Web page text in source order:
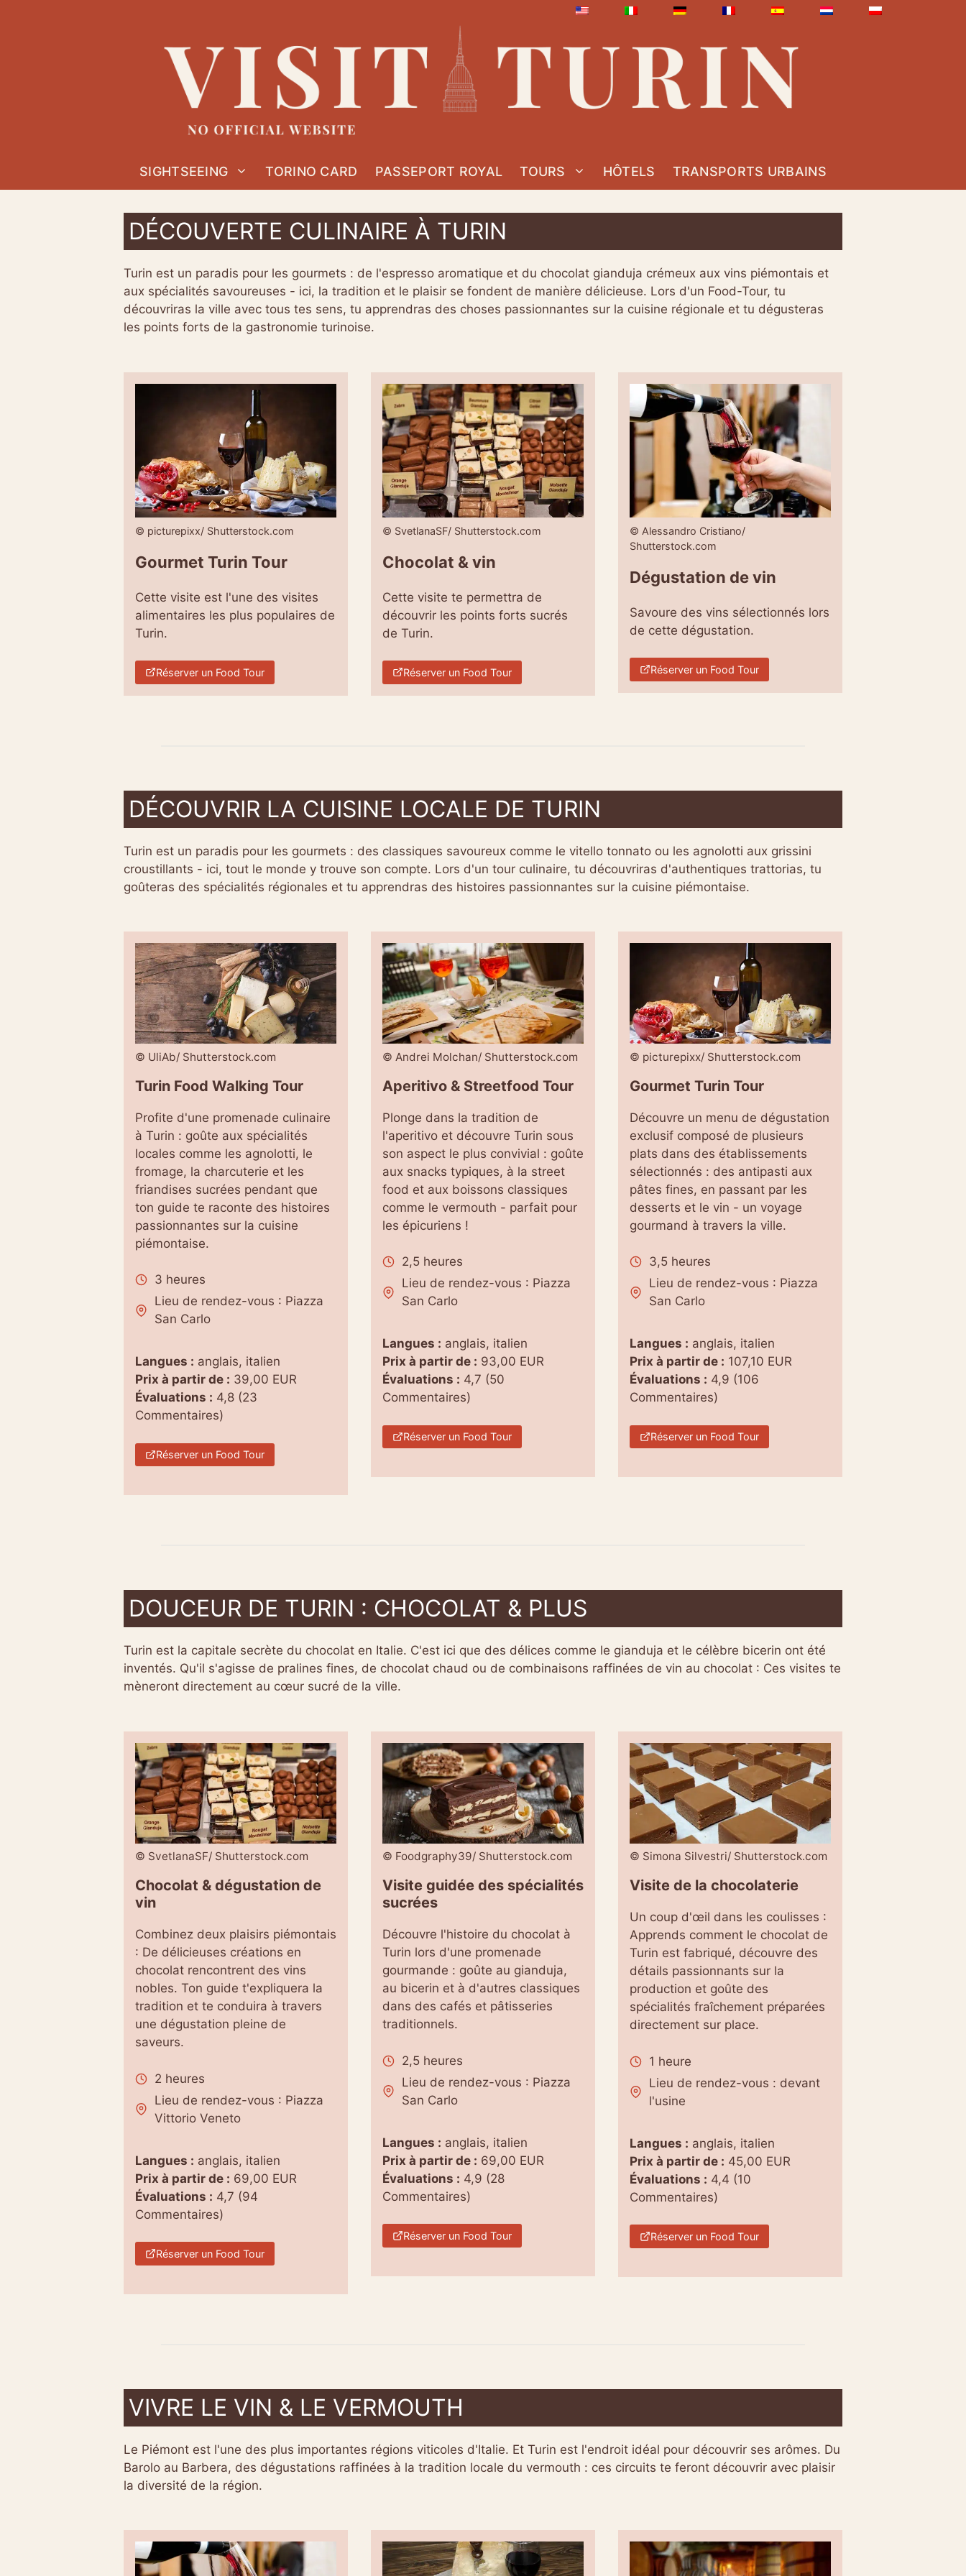
SIGHTSEEING TORINO CARD PASSEPORT ROYAL TOURS HÔTELS TRANSPORTS URBAINS
DÉCOUVERTE CULINAIRE À TURIN
Turin est un paradis pour les gourmets : de l'espresso aromatique et du chocolat gianduja crémeux aux vins piémontais et
aux spécialités savoureuses - ici, la tradition et le plaisir se fondent de manière délicieuse. Lors d'un Food-Tour, tu
découvriras la ville avec tous tes sens, tu apprendras des choses passionnantes sur la cuisine régionale et tu dégusteras
les points forts de la gastronomie turinoise.
© picturepixx/ Shutterstock.com
Gourmet Turin Tour
Cette visite est l'une des visites
alimentaires les plus populaires de
Turin.
Réserver un Food Tour
© SvetlanaSF/ Shutterstock.com
Chocolat & vin
Cette visite te permettra de
découvrir les points forts sucrés
de Turin.
Réserver un Food Tour
© Alessandro Cristiano/
Shutterstock.com
Dégustation de vin
Savoure des vins sélectionnés lors
de cette dégustation.
Réserver un Food Tour
DÉCOUVRIR LA CUISINE LOCALE DE TURIN
Turin est un paradis pour les gourmets : des classiques savoureux comme le vitello tonnato ou les agnolotti aux grissini
croustillants - ici, tout le monde y trouve son compte. Lors d'un tour culinaire, tu découvriras d'authentiques trattorias, tu
goûteras des spécialités régionales et tu apprendras des histoires passionnantes sur la cuisine piémontaise.
© UliAb/ Shutterstock.com
Turin Food Walking Tour
Profite d'une promenade culinaire
à Turin : goûte aux spécialités
locales comme les agnolotti, le
fromage, la charcuterie et les
friandises sucrées pendant que
ton guide te raconte des histoires
passionnantes sur la cuisine
piémontaise.
3 heures
Lieu de rendez-vous : Piazza
San Carlo
Langues : anglais, italien
Prix à partir de : 39,00 EUR
Évaluations : 4,8 (23
Commentaires)
Réserver un Food Tour
© Andrei Molchan/ Shutterstock.com
Aperitivo & Streetfood Tour
Plonge dans la tradition de
l'aperitivo et découvre Turin sous
son aspect le plus convivial : goûte
aux snacks typiques, à la street
food et aux boissons classiques
comme le vermouth - parfait pour
les épicuriens !
2,5 heures
Lieu de rendez-vous : Piazza
San Carlo
Langues : anglais, italien
Prix à partir de : 93,00 EUR
Évaluations : 4,7 (50
Commentaires)
Réserver un Food Tour
© picturepixx/ Shutterstock.com
Gourmet Turin Tour
Découvre un menu de dégustation
exclusif composé de plusieurs
plats dans des établissements
sélectionnés : des antipasti aux
pâtes fines, en passant par les
desserts et le vin - un voyage
gourmand à travers la ville.
3,5 heures
Lieu de rendez-vous : Piazza
San Carlo
Langues : anglais, italien
Prix à partir de : 107,10 EUR
Évaluations : 4,9 (106
Commentaires)
Réserver un Food Tour
DOUCEUR DE TURIN : CHOCOLAT & PLUS
Turin est la capitale secrète du chocolat en Italie. C'est ici que des délices comme le gianduja et le célèbre bicerin ont été
inventés. Qu'il s'agisse de pralines fines, de chocolat chaud ou de combinaisons raffinées de vin au chocolat : Ces visites te
mèneront directement au cœur sucré de la ville.
© SvetlanaSF/ Shutterstock.com
Chocolat & dégustation de
vin
Combinez deux plaisirs piémontais
: De délicieuses créations en
chocolat rencontrent des vins
nobles. Ton guide t'expliquera la
tradition et te conduira à travers
une dégustation pleine de
saveurs.
2 heures
Lieu de rendez-vous : Piazza
Vittorio Veneto
Langues : anglais, italien
Prix à partir de : 69,00 EUR
Évaluations : 4,7 (94
Commentaires)
Réserver un Food Tour
© Foodgraphy39/ Shutterstock.com
Visite guidée des spécialités
sucrées
Découvre l'histoire du chocolat à
Turin lors d'une promenade
gourmande : goûte au gianduja,
au bicerin et à d'autres classiques
dans des cafés et pâtisseries
traditionnels.
2,5 heures
Lieu de rendez-vous : Piazza
San Carlo
Langues : anglais, italien
Prix à partir de : 69,00 EUR
Évaluations : 4,9 (28
Commentaires)
Réserver un Food Tour
© Simona Silvestri/ Shutterstock.com
Visite de la chocolaterie
Un coup d'œil dans les coulisses :
Apprends comment le chocolat de
Turin est fabriqué, découvre des
détails passionnants sur la
production et goûte des
spécialités fraîchement préparées
directement sur place.
1 heure
Lieu de rendez-vous : devant
l'usine
Langues : anglais, italien
Prix à partir de : 45,00 EUR
Évaluations : 4,4 (10
Commentaires)
Réserver un Food Tour
VIVRE LE VIN & LE VERMOUTH
Le Piémont est l'une des plus importantes régions viticoles d'Italie. Et Turin est l'endroit idéal pour découvrir ses arômes. Du
Barolo au Barbera, des dégustations raffinées à la tradition locale du vermouth : ces circuits te feront découvrir avec plaisir
la diversité de la région.